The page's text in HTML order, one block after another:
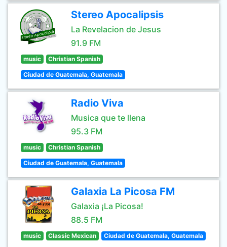
Stereo Apocalipsis
La Revelacion de Jesus
91.9 FM
music Christian Spanish
Ciudad de Guatemala, Guatemala
Radio Viva
Musica que te llena
95.3 FM
music Christian Spanish
Ciudad de Guatemala, Guatemala
Galaxia La Picosa FM
Galaxia ¡La Picosa!
88.5 FM
music Classic Mexican Ciudad de Guatemala, Guatemala